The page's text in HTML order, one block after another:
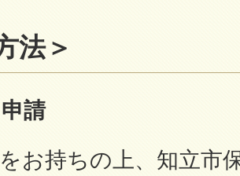
法＞
申請
お持ちの上、知立市